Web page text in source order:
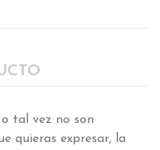
tal vez no son
quieras expresar, la